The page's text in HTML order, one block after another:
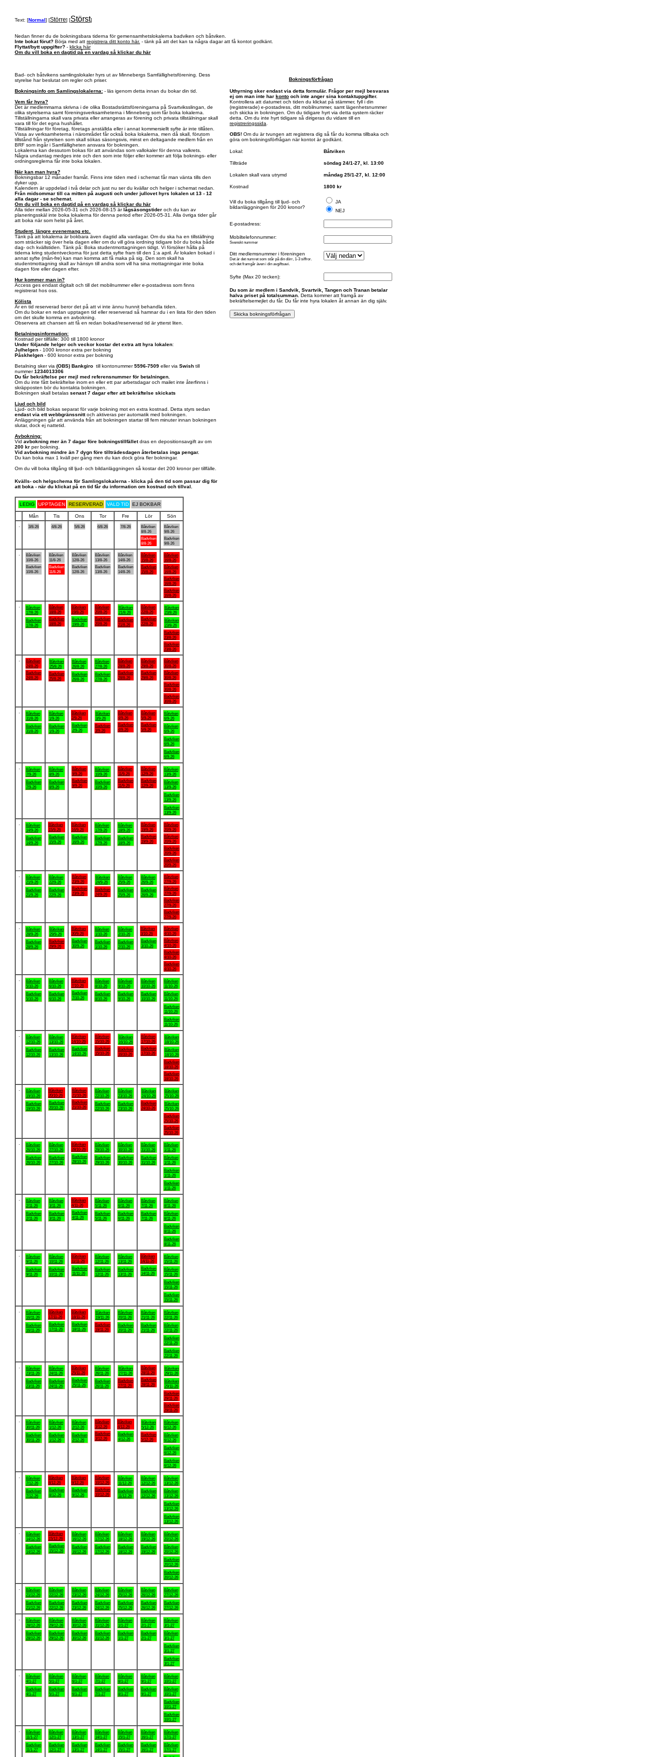
Text: [Normal] [Större] [Störst]
Nedan finner du de bokningsbara tiderna för gemensamhetslokalerna badviken och båtviken.
Inte bokat förut? Börja med att registrera ditt konto här. - tänk på att det kan ta några dagar att få kontot godkänt.
Flyttat/bytt uppgifter? - klicka här
Om du vill boka en dagtid på en vardag så klickar du här
Bad- och båtvikens samlingslokaler hyrs ut av Minnebergs Samfällighetsförening. Dess
styrelse har beslutat om regler och priser.
Bokningsinfo om Samlingslokalerna: - läs igenom detta innan du bokar din tid.
Vem får hyra?
Det är medlemmarna skrivna i de olika Bostadsrättsföreningarna på Svartviksslingan, de
olika styrelserna samt föreningsverksamheterna i Minneberg som får boka lokalerna.
Tillställningarna skall vara privata eller arrangeras av förening och privata tillstälningar skall
vara till för det egna hushållet.
Tillställningar för företag, företags anställda eller i annat kommersiellt syfte är inte tillåten.
Vissa av verksamheterna i närområdet får också boka lokalerna, men då skall, förutom
tillstånd från styrelsen som skall sökas säsongsvis, minst en deltagande medlem från en
BRF som ingår i Samfälligheten ansvara för bokningen.
Lokalerna kan dessutom bokas för att användas som vallokaler för denna valkrets.
Några undantag medges inte och den som inte följer eller kommer att följa boknings- eller
ordningsreglerna får inte boka lokalen.
När kan man hyra?
Bokningsbar 12 månader framåt. Finns inte tiden med i schemat får man vänta tills den
dyker upp.
Kalendern är uppdelad i två delar och just nu ser du kvällar och helger i schemat nedan.
Från midsommar till ca mitten på augusti och under jullovet hyrs lokalen ut 13 - 12
alla dagar - se schemat.
Om du vill boka en dagtid på en vardag så klickar du här
Alla tider mellan 2026-05-31 och 2026-08-15 ärlågsäsongstider och du kan av
planeringsskäl inte boka lokalerna för denna period efter 2026-05-31. Alla övriga tider går
att boka när som helst på året.
Student, längre evenemang etc.
Tänk på att lokalerna är bokbara även dagtid alla vardagar. Om du ska ha en tillställning
som sträcker sig över hela dagen eller om du vill göra iordning tidigare bör du boka både
dag- och kvällstiden. Tänk på: Boka studentmottagningen tidigt. Vi försöker hålla på
tiderna kring studentveckorna för just detta syfte fram till den 1:a april. Är lokalen bokad i
annat syfte (mån-fre) kan man komma att få maka på sig. Den som skall ha
studentmottagning skall av hänsyn till andra som vill ha sina mottagningar inte boka
dagen före eller dagen efter.
Hur kommer man in?
Access ges endast digitalt och till det mobilnummer eller e-postadress som finns
registrerat hos oss.
Kölista
Är en tid reserverad beror det på att vi inte ännu hunnit behandla tiden.
Om du bokar en redan upptagen tid eller reserverad så hamnar du i en lista för den tiden
om det skulle komma en avbokning.
Observera att chansen att få en redan bokad/reserverad tid är ytterst liten.
Betalningsinformation:
Kostnad per tillfälle: 300 till 1800 kronor
Under följande helger och veckor kostar det extra att hyra lokalen:
Julhelgen - 1000 kronor extra per bokning
Påskhelgen - 600 kronor extra per bokning
Betalning sker via (OBS) Bankgiro till kontonummer5596-7509 eller via Swish till
nummer1234013306
Du får bekräftelse per mejl med referensnummer för betalningen.
Om du inte fått bekräftelse inom en eller ett par arbetsdagar och mailet inte återfinns i
skräpposten bör du kontakta bokningen.
Bokningen skall betalas senast 7 dagar efter att bekräftelse skickats
Ljud och bild
Ljud- och bild bokas separat för varje bokning mot en extra kostnad. Detta styrs sedan
endast via ett webbgränssnittoch aktiveras per automatik med bokningen.
Anläggningen går att använda från att bokningen startar till fem minuter innan bokningen
slutar, dock ej nattetid.
Avbokning:
Vid avbokning mer än 7 dagar före bokningstillfälletdras en depositionsavgift av om
200 kr per bokning.
Vid avbokning mindre än 7 dygn före tillträdesdagen återbetalas inga pengar.
Du kan boka max 1 kväll per gång men du kan dock göra fler bokningar.
Om du vill boka tillgång till ljud- och bildanläggningen så kostar det 200 kronor per tillfälle.
Bokningsförfrågan
Uthyrning sker endast via detta formulär. Frågor per mejl besvaras
ej om man inte har konto och inte anger sina kontaktuppgifter.
Kontrollera att datumet och tiden du klickat på stämmer, fyll i din
(registrerade) e-postadress, ditt mobilnummer, samt lägenhetsnummer
och skicka in bokningen. Om du tidigare hyrt via detta system räcker
detta. Om du inte hyrt tidigare så dirigeras du vidare till en
registreringssida
OBS! Om du är tvungen att registrera dig så får du komma tillbaka och
göra om bokningsförfrågan när kontot är godkänt.
Lokal: Båtviken
Tillträde söndag 24/1-27, kl. 13:00
Lokalen skall vara utrymd måndag 25/1-27, kl. 12:00
Kostnad 1800 kr
Vill du boka tillgång till ljud- och
bildanläggningen för 200 kronor?
JA
NEJ
E-postadress:
Mobiltelefonnummer:
Svenskt nummer
Ditt medlemsnummer i föreningen
Det är det numret som står på din dörr, 1-3 siffror.
och det framgår även i din avgiftsavi.
Syfte (Max 20 tecken):
Du som är medlem i Sandvik, Svartvik, Tangen och Tranan betalar
halva priset på totalsumman. Detta kommer att framgå av
bekräftelsemejlet du får. Du får inte hyra lokalen åt annan än dig själv.
Kvälls- och helgschema för Samlingslokalerna - klicka på den tid som passar dig för
att boka - när du klickat på en tid får du information om kostnad och tillval.
LEDIG UPPTAGEN RESERVERAD VALD TID EJ BOKBAR
Mån Tis Ons Tor Fre Lör
Sön
3/8-26 4/8-26 5/8-26 6/8-26 7/8-26
Båtviken
8/8-26
Badviken
8/8-26
Båtviken
9/8-26
Badviken
9/8-26
Båtviken
10/8-26
Badviken
10/8-26
Båtviken
11/8-26
Badviken
11/8-26
Båtviken
12/8-26
Badviken
12/8-26
Båtviken
13/8-26
Badviken
13/8-26
Båtviken
14/8-26
Badviken
14/8-26
Båtviken
15/8-26
Badviken
15/8-26
Båtviken
16/8-26
Båtviken
16/8-26
Badviken
16/8-26
Badviken
16/8-26
Båtviken
17/8-26
Badviken
17/8-26
Båtviken
18/8-26
Badviken
18/8-26
Båtviken
19/8-26
Badviken
19/8-26
Båtviken
20/8-26
Badviken
20/8-26
Båtviken
21/8-26
Badviken
21/8-26
Båtviken
22/8-26
Badviken
22/8-26
Båtviken
23/8-26
Båtviken
23/8-26
Badviken
23/8-26
Badviken
23/8-26
Båtviken
24/8-26
Badviken
24/8-26
Båtviken
25/8-26
Badviken
25/8-26
Båtviken
26/8-26
Badviken
26/8-26
Båtviken
27/8-26
Badviken
27/8-26
Båtviken
28/8-26
Badviken
28/8-26
Båtviken
29/8-26
Badviken
29/8-26
Båtviken
30/8-26
Båtviken
30/8-26
Badviken
30/8-26
Badviken
30/8-26
Båtviken
31/8-26
Badviken
31/8-26
Båtviken
1/9-26
Badviken
1/9-26
Båtviken
2/9-26
Badviken
2/9-26
Båtviken
3/9-26
Badviken
3/9-26
Båtviken
4/9-26
Badviken
4/9-26
Båtviken
5/9-26
Badviken
5/9-26
Båtviken
6/9-26
Båtviken
6/9-26
Badviken
6/9-26
Badviken
6/9-26
Båtviken
7/9-26
Badviken
7/9-26
Båtviken
8/9-26
Badviken
8/9-26
Båtviken
9/9-26
Badviken
9/9-26
Båtviken
10/9-26
Badviken
10/9-26
Båtviken
11/9-26
Badviken
11/9-26
Båtviken
12/9-26
Badviken
12/9-26
Båtviken
13/9-26
Båtviken
13/9-26
Badviken
13/9-26
Badviken
13/9-26
Båtviken
14/9-26
Badviken
14/9-26
Båtviken
15/9-26
Badviken
15/9-26
Båtviken
16/9-26
Badviken
16/9-26
Båtviken
17/9-26
Badviken
17/9-26
Båtviken
18/9-26
Badviken
18/9-26
Båtviken
19/9-26
Badviken
19/9-26
Båtviken
20/9-26
Båtviken
20/9-26
Badviken
20/9-26
Badviken
20/9-26
Båtviken
21/9-26
Badviken
21/9-26
Båtviken
22/9-26
Badviken
22/9-26
Båtviken
23/9-26
Badviken
23/9-26
Båtviken
24/9-26
Badviken
24/9-26
Båtviken
25/9-26
Badviken
25/9-26
Båtviken
26/9-26
Badviken
26/9-26
Båtviken
27/9-26
Båtviken
27/9-26
Badviken
27/9-26
Badviken
27/9-26
Båtviken
28/9-26
Badviken
28/9-26
Båtviken
29/9-26
Badviken
29/9-26
Båtviken
30/9-26
Badviken
30/9-26
Båtviken
1/10-26
Badviken
1/10-26
Båtviken
2/10-26
Badviken
2/10-26
Båtviken
3/10-26
Badviken
3/10-26
Båtviken
4/10-26
Båtviken
4/10-26
Badviken
4/10-26
Badviken
4/10-26
Båtviken
5/10-26
Badviken
5/10-26
Båtviken
6/10-26
Badviken
6/10-26
Båtviken
7/10-26
Badviken
7/10-26
Båtviken
8/10-26
Badviken
8/10-26
Båtviken
9/10-26
Badviken
9/10-26
Båtviken
10/10-26
Badviken
10/10-26
Båtviken
11/10-26
Båtviken
11/10-26
Badviken
11/10-26
Badviken
11/10-26
Båtviken
12/10-26
Badviken
12/10-26
Båtviken
13/10-26
Badviken
13/10-26
Båtviken
14/10-26
Badviken
14/10-26
Båtviken
15/10-26
Badviken
15/10-26
Båtviken
16/10-26
Badviken
16/10-26
Båtviken
17/10-26
Badviken
17/10-26
Båtviken
18/10-26
Båtviken
18/10-26
Badviken
18/10-26
Badviken
18/10-26
Båtviken
19/10-26
Badviken
19/10-26
Båtviken
20/10-26
Badviken
20/10-26
Båtviken
21/10-26
Badviken
21/10-26
Båtviken
22/10-26
Badviken
22/10-26
Båtviken
23/10-26
Badviken
23/10-26
Båtviken
24/10-26
Badviken
24/10-26
Båtviken
25/10-26
Båtviken
25/10-26
Badviken
25/10-26
Badviken
25/10-26
Båtviken
26/10-26
Badviken
26/10-26
Båtviken
27/10-26
Badviken
27/10-26
Båtviken
28/10-26
Badviken
28/10-26
Båtviken
29/10-26
Badviken
29/10-26
Båtviken
30/10-26
Badviken
30/10-26
Båtviken
31/10-26
Badviken
31/10-26
Båtviken
1/11-26
Båtviken
1/11-26
Badviken
1/11-26
Badviken
1/11-26
Båtviken
2/11-26
Badviken
2/11-26
Båtviken
3/11-26
Badviken
3/11-26
Båtviken
4/11-26
Badviken
4/11-26
Båtviken
5/11-26
Badviken
5/11-26
Båtviken
6/11-26
Badviken
6/11-26
Båtviken
7/11-26
Badviken
7/11-26
Båtviken
8/11-26
Båtviken
8/11-26
Badviken
8/11-26
Badviken
8/11-26
Båtviken
9/11-26
Badviken
9/11-26
Båtviken
10/11-26
Badviken
10/11-26
Båtviken
11/11-26
Badviken
11/11-26
Båtviken
12/11-26
Badviken
12/11-26
Båtviken
13/11-26
Badviken
13/11-26
Båtviken
14/11-26
Badviken
14/11-26
Båtviken
15/11-26
Båtviken
15/11-26
Badviken
15/11-26
Badviken
15/11-26
Båtviken
16/11-26
Badviken
16/11-26
Båtviken
17/11-26
Badviken
17/11-26
Båtviken
18/11-26
Badviken
18/11-26
Båtviken
19/11-26
Badviken
19/11-26
Båtviken
20/11-26
Badviken
20/11-26
Båtviken
21/11-26
Badviken
21/11-26
Båtviken
22/11-26
Båtviken
22/11-26
Badviken
22/11-26
Badviken
22/11-26
Båtviken
23/11-26
Badviken
23/11-26
Båtviken
24/11-26
Badviken
24/11-26
Båtviken
25/11-26
Badviken
25/11-26
Båtviken
26/11-26
Badviken
26/11-26
Båtviken
27/11-26
Badviken
27/11-26
Båtviken
28/11-26
Badviken
28/11-26
Båtviken
29/11-26
Båtviken
29/11-26
Badviken
29/11-26
Badviken
29/11-26
Båtviken
30/11-26
Badviken
30/11-26
Båtviken
1/12-26
Badviken
1/12-26
Båtviken
2/12-26
Badviken
2/12-26
Båtviken
3/12-26
Badviken
3/12-26
Båtviken
4/12-26
Badviken
4/12-26
Båtviken
5/12-26
Badviken
5/12-26
Båtviken
6/12-26
Båtviken
6/12-26
Badviken
6/12-26
Badviken
6/12-26
Båtviken
7/12-26
Badviken
7/12-26
Båtviken
8/12-26
Badviken
8/12-26
Båtviken
9/12-26
Badviken
9/12-26
Båtviken
10/12-26
Badviken
10/12-26
Båtviken
11/12-26
Badviken
11/12-26
Båtviken
12/12-26
Badviken
12/12-26
Båtviken
13/12-26
Båtviken
13/12-26
Badviken
13/12-26
Badviken
13/12-26
Båtviken
14/12-26
Badviken
14/12-26
Båtviken
15/12-26
Badviken
15/12-26
Båtviken
16/12-26
Badviken
16/12-26
Båtviken
17/12-26
Badviken
17/12-26
Båtviken
18/12-26
Badviken
18/12-26
Båtviken
19/12-26
Badviken
19/12-26
Båtviken
20/12-26
Båtviken
20/12-26
Badviken
20/12-26
Badviken
20/12-26
Båtviken
21/12-26
Badviken
21/12-26
Båtviken
22/12-26
Badviken
22/12-26
Båtviken
23/12-26
Badviken
23/12-26
Båtviken
24/12-26
Badviken
24/12-26
Båtviken
25/12-26
Badviken
25/12-26
Båtviken
26/12-26
Badviken
26/12-26
Båtviken
27/12-26
Badviken
27/12-26
Båtviken
28/12-26
Badviken
28/12-26
Båtviken
29/12-26
Badviken
29/12-26
Båtviken
30/12-26
Badviken
30/12-26
Båtviken
31/12-26
Badviken
31/12-26
Båtviken
1/1-27
Badviken
1/1-27
Båtviken
2/1-27
Badviken
2/1-27
Båtviken
3/1-27
Båtviken
3/1-27
Badviken
3/1-27
Badviken
3/1-27
Båtviken
4/1-27
Badviken
4/1-27
Båtviken
5/1-27
Badviken
5/1-27
Båtviken
6/1-27
Badviken
6/1-27
Båtviken
7/1-27
Badviken
7/1-27
Båtviken
8/1-27
Badviken
8/1-27
Båtviken
9/1-27
Badviken
9/1-27
Båtviken
10/1-27
Båtviken
10/1-27
Badviken
10/1-27
Badviken
10/1-27
Båtviken
11/1-27
Badviken
11/1-27
Båtviken
12/1-27
Badviken
12/1-27
Båtviken
13/1-27
Badviken
13/1-27
Båtviken
14/1-27
Badviken
14/1-27
Båtviken
15/1-27
Badviken
15/1-27
Båtviken
16/1-27
Badviken
16/1-27
Båtviken
17/1-27
Båtviken
17/1-27